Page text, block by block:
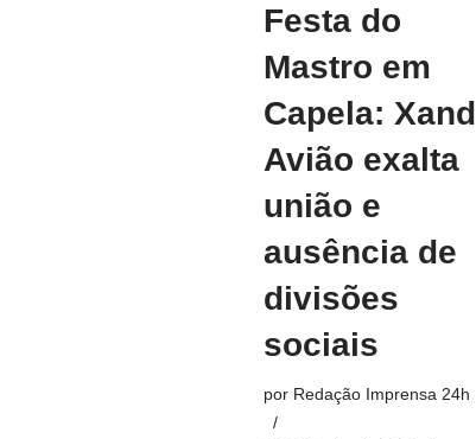
Festa do
Mastro em
Capela: Xand
Avião exalta
união e
ausência de
divisões
sociais
por Redação Imprensa 24h